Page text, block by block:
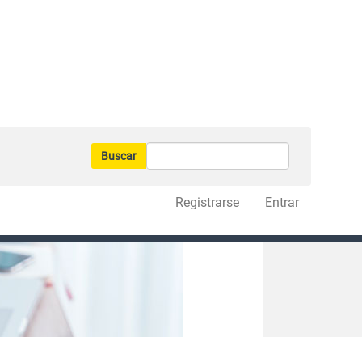
Buscar
Registrarse Entrar